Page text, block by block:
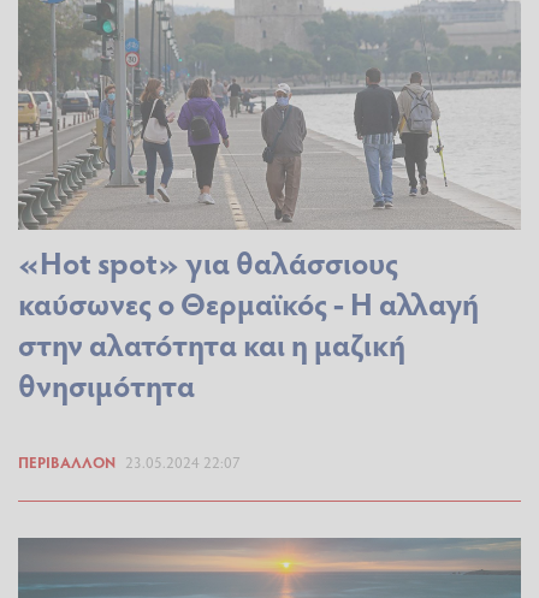
«Ηot spot» για θαλάσσιους
καύσωνες o Θερμαϊκός - Η αλλαγή
στην αλατότητα και η μαζική
θνησιμότητα
ΠΕΡΙΒΆΛΛΟΝ 23.05.2024 22:07